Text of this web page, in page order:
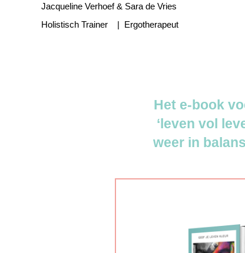
Jacqueline Verhoef & Sara de Vries
Holistisch Trainer | Ergotherapeut
Het e-book
‘leven vol
weer in